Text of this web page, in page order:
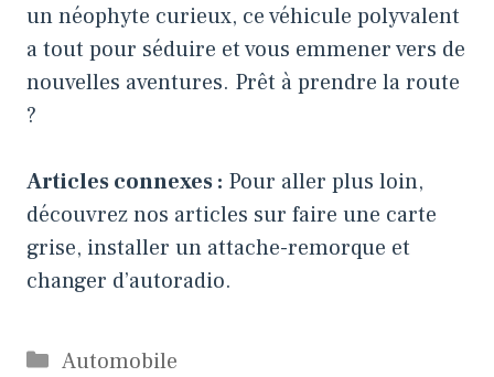
un néophyte curieux, ce véhicule polyvalent
a tout pour séduire et vous emmener vers de
nouvelles aventures. Prêt à prendre la route
?
Articles connexes : Pour aller plus loin,
découvrez nos articles sur faire une carte
grise, installer un attache-remorque et
changer d’autoradio.
Catégories
Automobile